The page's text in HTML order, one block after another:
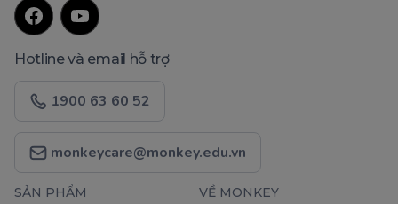
Hotline và email hỗ trợ
1900 63 60 52
monkeycare@monkey.edu.vn
SẢN PHẨM VỀ MONKEY